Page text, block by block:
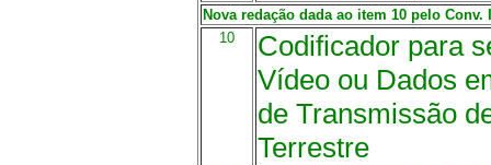
Nova redação dada ao item 10 pelo
10
Codificador para
Vídeo ou Dados
de Transmissão
Terrestre